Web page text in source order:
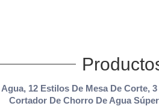
12 Estilos De Mesa De
Cortador De Chorro De Agua